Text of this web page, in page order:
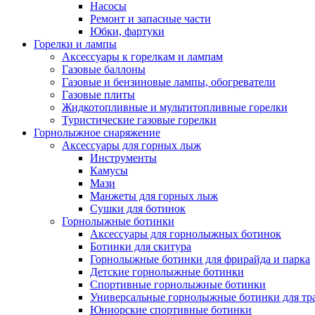
Насосы
Ремонт и запасные части
Юбки, фартуки
Горелки и лампы
Аксессуары к горелкам и лампам
Газовые баллоны
Газовые и бензиновые лампы, обогреватели
Газовые плиты
Жидкотопливные и мультитопливные горелки
Туристические газовые горелки
Горнолыжное снаряжение
Аксессуары для горных лыж
Инструменты
Камусы
Мази
Манжеты для горных лыж
Сушки для ботинок
Горнолыжные ботинки
Аксессуары для горнолыжных ботинок
Ботинки для скитура
Горнолыжные ботинки для фрирайда и парка
Детские горнолыжные ботинки
Спортивные горнолыжные ботинки
Универсальные горнолыжные ботинки для
Юниорские спортивные ботинки